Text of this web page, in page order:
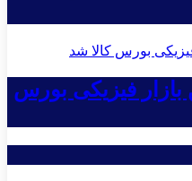
فیزیکی بورس